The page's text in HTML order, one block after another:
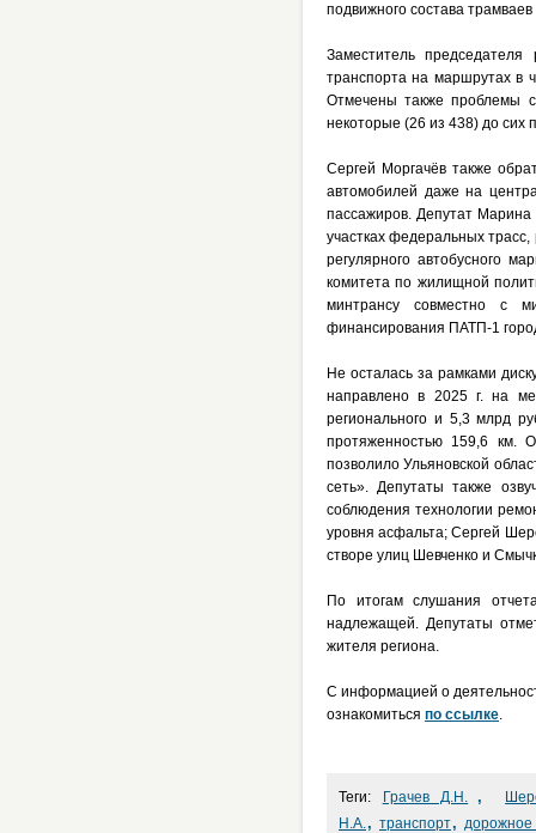
подвижного состава
Заместитель председателя
транспорта на маршрутах в
Отмечены также проблемы
некоторые (26 из 438) до сих
Сергей Моргачёв также
автомобилей даже на
пассажиров. Депутат
участках федеральных
регулярного автобусного
комитета по жилищной
минтрансу совместно с
финансирования ПАТП-1
Не осталась за рамками
направлено в 2025 г. на
регионального и 5,3 млрд
протяженностью 159,6 км.
позволило Ульяновской
сеть». Депутаты также
соблюдения технологии
уровня асфальта; Сергей
створе улиц Шевченко и
По итогам слушания
надлежащей. Депутаты
жителя региона.
С информацией о
ознакомиться по ссылке.
Теги: Грачев Д.Н. ,
Н.А., транспорт, дорожное